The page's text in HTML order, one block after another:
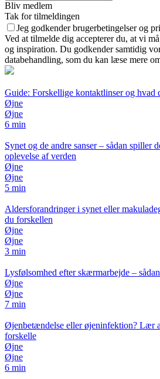
Bliv medlem
Tak for tilmeldingen
Jeg godkender brugerbetingelser og
Ved at tilmelde dig accepterer du, at vi
og inspiration. Du godkender samtidig
databehandling, som du kan læse mere
Guide: Forskellige kontaktlinser og hvad
Øjne
Øjne
6 min
Synet og de andre sanser – sådan spiller
oplevelse af verden
Øjne
Øjne
5 min
Aldersforandringer i synet eller
du forskellen
Øjne
Øjne
3 min
Lysfølsomhed efter skærmarbejde –
Øjne
Øjne
7 min
Øjenbetændelse eller øjeninfektion? Lær
forskelle
Øjne
Øjne
6 min